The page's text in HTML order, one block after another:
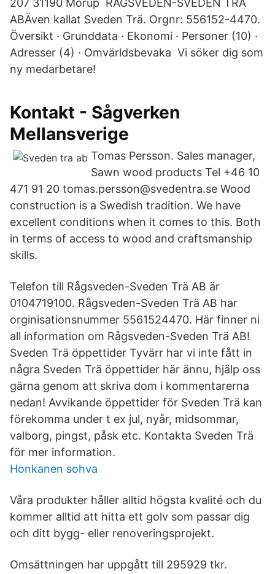
207 31190 Morup RÅGSVEDEN-SVEDEN TRÄ
ABÄven kallat Sveden Trä. Orgnr: 556152-4470.
Översikt · Grunddata · Ekonomi · Personer (10) ·
Adresser (4) · Omvärldsbevaka Vi söker dig som
ny medarbetare!
Kontakt - Sågverken
Mellansverige
Tomas Persson. Sales manager,
Sawn wood products Tel +46 10
471 91 20 tomas.persson@svedentra.se Wood
construction is a Swedish tradition. We have
excellent conditions when it comes to this. Both
in terms of access to wood and craftsmanship
skills.
Telefon till Rågsveden-Sveden Trä AB är
0104719100. Rågsveden-Sveden Trä AB har
orginisationsnummer 5561524470. Här finner ni
all information om Rågsveden-Sveden Trä AB!
Sveden Trä öppettider Tyvärr har vi inte fått in
några Sveden Trä öppettider här ännu, hjälp oss
gärna genom att skriva dom i kommentarerna
nedan! Avvikande öppettider för Sveden Trä kan
förekomma under t ex jul, nyår, midsommar,
valborg, pingst, påsk etc. Kontakta Sveden Trä
för mer information.
Honkanen sohva
Våra produkter håller alltid högsta kvalité och du
kommer alltid att hitta ett golv som passar dig
och ditt bygg- eller renoveringsprojekt.
Omsättningen har uppgått till 295929 tkr.